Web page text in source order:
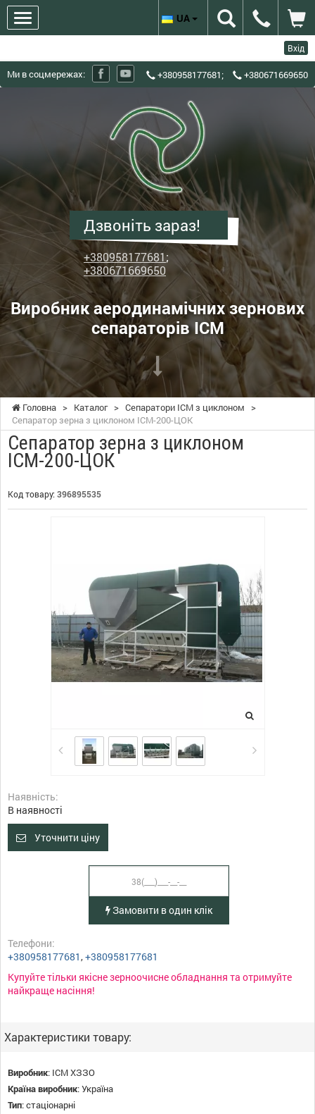
Вхід
Ми в соцмережах: +380958177681; +380671669650
зерноочисного
обладнання
-
Виробник
аеродинамічних
зернових
сепараторів
ІСМ
Дзвоніть зараз!
+380958177681;
+380671669650
Виробник аеродинамічних зернових
сепараторів ІСМ
UA
Головна > Каталог > Сепаратори ІСМ з циклоном
>
Сепаратор зерна з циклоном ІСМ-200-ЦОК
Сепаратор зерна з циклоном
ІСМ-200-ЦОК
Код товару: 396895535
Наявність:
В наявності
Уточнити ціну
Замовити в один клік
Телефони:
+380958177681,+380958177681
Купуйте тільки якісне зерноочисне обладнання та отримуйте
найкраще насіння!
Характеристики товару:
Виробник: ІСМ ХЗЗО
Країна виробник:Україна
Тип:стаціонарні